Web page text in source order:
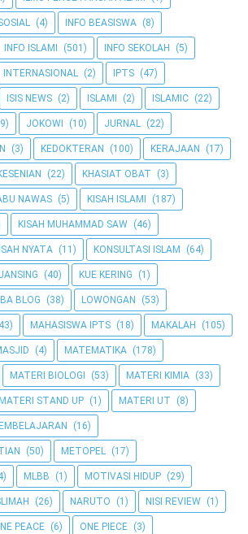
(4) INFO BEASISWA (8)
INFO ISLAMI (501) INFO SEKOLAH (5)
INTERNASIONAL (2) IPTS (47)
ISIS NEWS (2) ISLAMI (2) ISLAMIC (22)
JOKOWI (10) JURNAL (22)
(3) KEDOKTERAN (100) KERAJAAN (17)
(22) KHASIAT OBAT (3)
NAWAS (5) KISAH ISLAMI (187)
KISAH MUHAMMAD SAW (46)
NYATA (11) KONSULTASI ISLAM (64)
(40) KUE KERING (1)
BLOG (38) LOWONGAN (53)
MAHASISWA IPTS (18) MAKALAH (105)
(4) MATEMATIKA (178)
MATERI BIOLOGI (53) MATERI KIMIA (33)
MATERI STAND UP (1) MATERI UT (8)
(16)
(50) METOPEL (17)
MLBB (1) MOTIVASI HIDUP (29)
(26) NARUTO (1) NISI REVIEW (1)
PEACE (6) ONE PIECE (3)